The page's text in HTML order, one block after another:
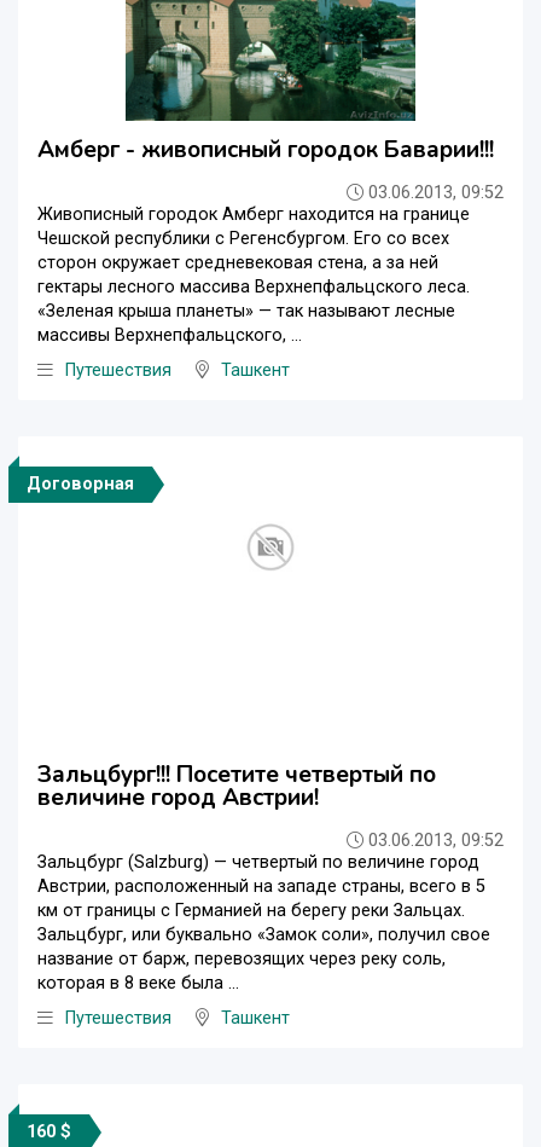
Амберг - живописный городок Баварии!!!
03.06.2013, 09:52
Живописный городок Амберг находится на границе
Чешской республики с Регенсбургом. Его со всех
сторон окружает средневековая стена, а за ней
гектары лесного массива Верхнепфальцского леса.
«Зеленая крыша планеты» — так называют лесные
массивы Верхнепфальцского, ...
Путешествия
Ташкент
Договорная
Зальцбург!!! Посетите четвертый по
величине город Австрии!
03.06.2013, 09:52
Зальцбург (Salzburg) — четвертый по величине город
Австрии, расположенный на западе страны, всего в 5
км от границы с Германией на берегу реки Зальцах.
Зальцбург, или буквально «Замок соли», получил свое
название от барж, перевозящих через реку соль,
которая в 8 веке была ...
Путешествия
Ташкент
160 $